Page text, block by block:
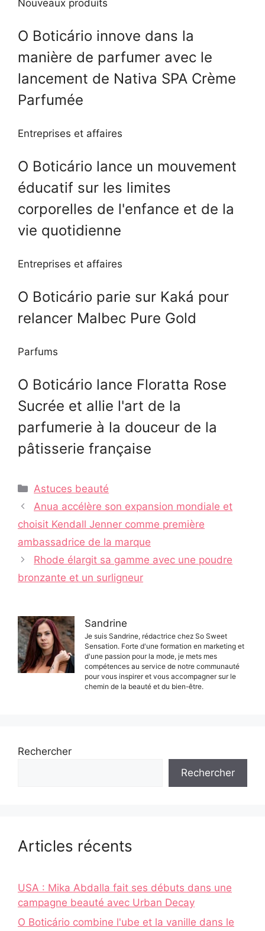
Nouveaux produits
O Boticário innove dans la
manière de parfumer avec le
lancement de Nativa SPA Crème
Parfumée
Entreprises et affaires
O Boticário lance un mouvement
éducatif sur les limites
corporelles de l'enfance et de la
vie quotidienne
Entreprises et affaires
O Boticário parie sur Kaká pour
relancer Malbec Pure Gold
Parfums
O Boticário lance Floratta Rose
Sucrée et allie l'art de la
parfumerie à la douceur de la
pâtisserie française
Catégories
Astuces beauté
Navigation
des
Anua accélère son expansion mondiale et
choisit Kendall Jenner comme première
ambassadrice de la marque
Rhode élargit sa gamme avec une poudre
bronzante et un surligneur
Sandrine
Je suis Sandrine, rédactrice chez So Sweet
Sensation. Forte d'une formation en marketing et
d'une passion pour la mode, je mets mes
compétences au service de notre communauté
pour vous inspirer et vous accompagner sur le
chemin de la beauté et du bien-être.
Rechercher
Rechercher
Articles récents
USA : Mika Abdalla fait ses débuts dans une
campagne beauté avec Urban Decay
O Boticário combine l'ube et la vanille dans le